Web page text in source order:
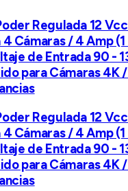
Regulada 12
4 Cámaras / 4 Amp
de Entrada 90 -
para Cámaras 4K
Regulada 12
4 Cámaras / 4 Amp
de Entrada 90 -
para Cámaras 4K